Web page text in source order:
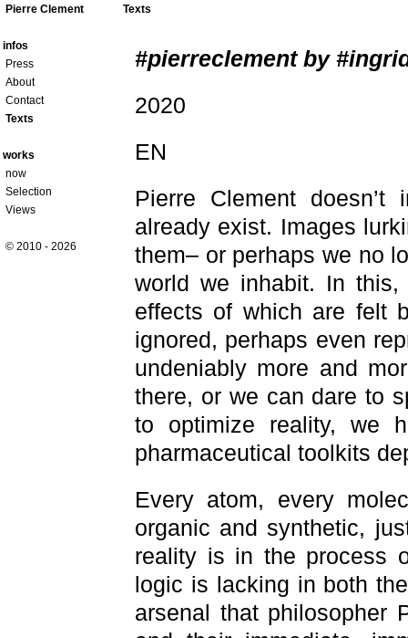
Pierre Clement
infos
Press
About
Contact
Texts
works
now
Selection
Views
© 2010 - 2026
Texts
#pierreclement by
2020
EN
Pierre Clement
already exist. Images
them– or perhaps we no
world we inhabit. In this,
effects of which are felt
ignored, perhaps even
undeniably more and
there, or we can dare to
to optimize reality, we
pharmaceutical toolkits
Every atom, every
organic and synthetic,
reality is in the process
logic is lacking in both
arsenal that philosopher